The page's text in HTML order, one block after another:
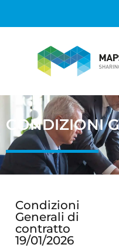
CONDIZIONI
Condizioni
Generali di
contratto
19/01/2026